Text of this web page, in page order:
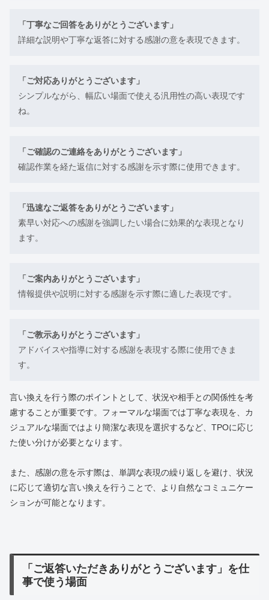
「丁寧なご回答をありがとうございます」
詳細な説明や丁寧な返答に対する感謝の意を表現できます。
「ご対応ありがとうございます」
シンプルながら、幅広い場面で使える汎用性の高い表現です
ね。
「ご確認のご連絡をありがとうございます」
確認作業を経た返信に対する感謝を示す際に使用できます。
「迅速なご返答をありがとうございます」
素早い対応への感謝を強調したい場合に効果的な表現となり
ます。
「ご案内ありがとうございます」
情報提供や説明に対する感謝を示す際に適した表現です。
「ご教示ありがとうございます」
アドバイスや指導に対する感謝を表現する際に使用できま
す。
言い換えを行う際のポイントとして、状況や相手との関係性を考
慮することが重要です。フォーマルな場面では丁寧な表現を、カ
ジュアルな場面ではより簡潔な表現を選択するなど、TPOに応じ
た使い分けが必要となります。
また、感謝の意を示す際は、単調な表現の繰り返しを避け、状況
に応じて適切な言い換えを行うことで、より自然なコミュニケー
ションが可能となります。
「ご返答いただきありがとうございます」を仕
事で使う場面